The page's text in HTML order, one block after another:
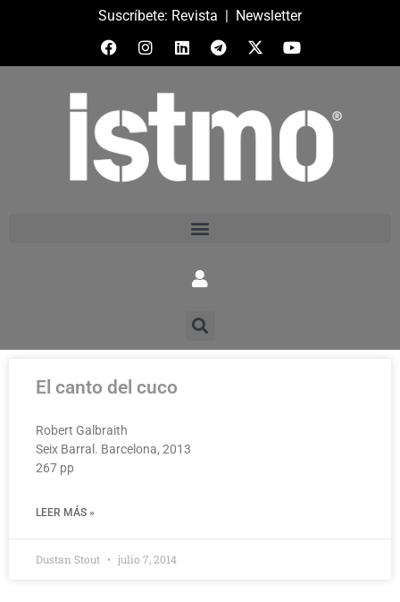
Suscríbete: Revista | Newsletter
El canto del cuco
Robert Galbraith
Seix Barral. Barcelona, 2013
267 pp
LEER MÁS »
Dustan Stout julio 7, 2014